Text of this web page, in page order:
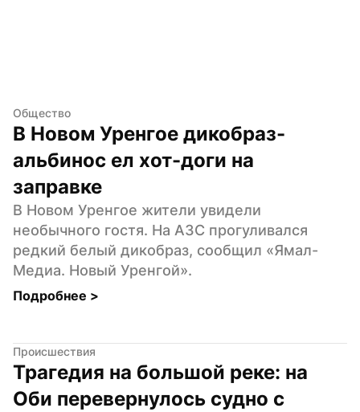
Общество
В Новом Уренгое дикобраз-
альбинос ел хот-доги на
заправке
В Новом Уренгое жители увидели
необычного гостя. На АЗС прогуливался
редкий белый дикобраз, сообщил «Ямал-
Медиа. Новый Уренгой».
Подробнее >
Происшествия
Трагедия на большой реке: на
Оби перевернулось судно с